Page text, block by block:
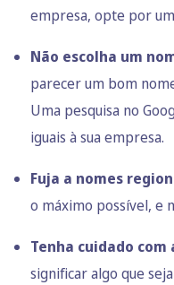
empresa, opte por
Não escolha um
parecer um bom
Uma pesquisa no
iguais à sua empresa.
Fuja a nomes
o máximo possível, e
Tenha cuidado com
significar algo que